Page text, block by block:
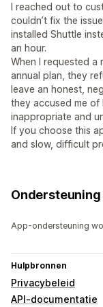
I reached out to
couldn’t fix the
installed Shuttle
an hour.
When I requested
annual plan, they
leave an honest,
they accused me of
inappropriate and
If you choose this
and slow, difficult
Ondersteuning
App-ondersteuning
Hulpbronnen
Privacybeleid
API-documentatie